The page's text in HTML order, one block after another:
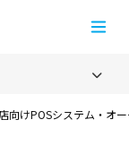
向けPOSシステム・オ